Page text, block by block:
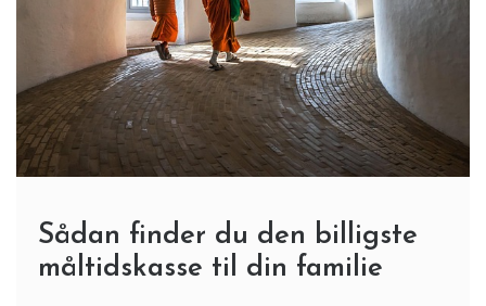
Sådan finder du den billigste
måltidskasse til din familie